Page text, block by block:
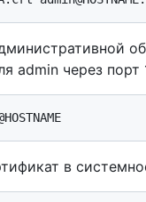
admin через порт
в